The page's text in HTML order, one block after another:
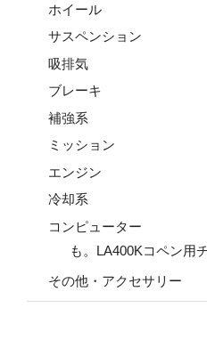
ホイール
サスペンション
吸排気
ブレーキ
補強系
ミッション
エンジン
冷却系
コンピューター
も。LA400Kコペン用
その他・アクセサリー